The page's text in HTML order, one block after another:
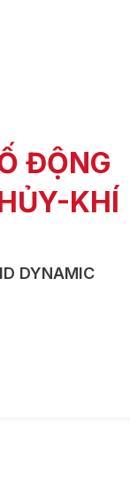
ĐỘNG
KHÍ
DYNAMIC